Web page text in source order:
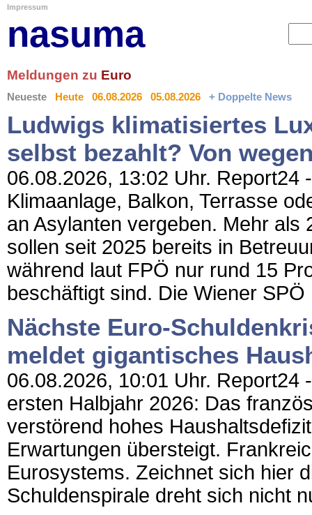
Impressum
nasuma
Meldungen zu Euro
Neueste Heute 06.08.2026 05.08.2026 + Doppelte News
Ludwigs klimatisiertes
selbst bezahlt? Von
06.08.2026, 13:02 Uhr. Report24
Klimaanlage, Balkon, Terrasse
an Asylanten vergeben. Mehr als
sollen seit 2025 bereits in
während laut FPÖ nur rund 15
beschäftigt sind. Die Wiener
Nächste Euro-
meldet gigantisches
06.08.2026, 10:01 Uhr. Report24
ersten Halbjahr 2026: Das
verstörend hohes
Erwartungen übersteigt.
Eurosystems. Zeichnet sich hier
Schuldenspirale dreht sich nicht